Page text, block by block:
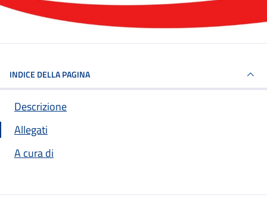
INDICE DELLA PAGINA
Descrizione
Allegati
A cura di